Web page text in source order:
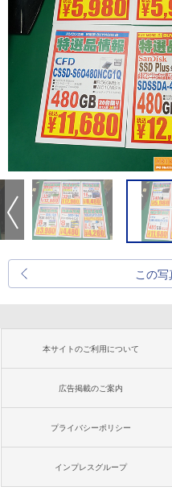
この
本サイトのご利用について
広告掲載のご案内
プライバシーポリシー
インプレスグループ